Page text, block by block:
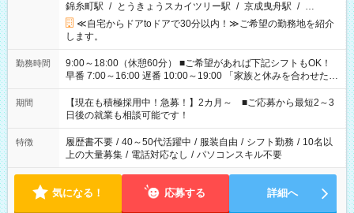
錦糸町駅 / とうきょうスカイツリー駅 / 京成曳舟駅 / …
≪自宅からドアtoドアで30分以内！≫ご希望の勤務地を紹介
します。
勤務時間
9:00～18:00（休憩60分） ■ご希望があれば下記シフトもOK！
早番 7:00～16:00 遅番 10:00～19:00 「家族と休みを合わせた
い」 「余裕を持って夕飯の準備がしたい」 「できれば残業はし
たくない」 など、ご希望を教えてくださいね。 ※Wワーク希望
の方へ 今ご覧のお仕事で希望する勤務時間と、もう1つのお仕事
の勤務時間。 合計で週40時間を超える場合は応募できません。
期間
【現在も積極採用中！急募！】2カ月～ ■ご応募から最短2～3
日後の就業も相談可能です！
特徴 履歴書不要 / 40～50代活躍中 / 服装自由 / シフト勤務 / 10名以
上の大量募集 / 電話対応なし / パソコンスキル不要
気になる！ 応募する 詳細へ